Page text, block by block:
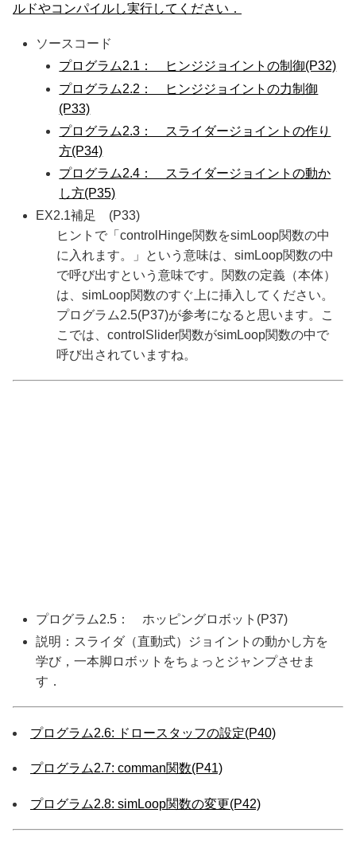
ルドやコンパイルし実行してください．
ソースコード
プログラム2.1： ヒンジジョイントの制御(P32)
プログラム2.2： ヒンジジョイントの力制御
(P33)
プログラム2.3： スライダージョイントの作り
方(P34)
プログラム2.4： スライダージョイントの動か
し方(P35)
EX2.1補足 (P33)
ヒントで「controlHinge関数をsimLoop関数の中
に入れます。」という意味は、simLoop関数の中
で呼び出すという意味です。関数の定義（本体）
は、simLoop関数のすぐ上に挿入してください。
プログラム2.5(P37)が参考になると思います。こ
こでは、controlSlider関数がsimLoop関数の中で
呼び出されていますね。
プログラム2.5： ホッピングロボット(P37)
説明：スライダ（直動式）ジョイントの動かし方を
学び，一本脚ロボットをちょっとジャンプさせま
す．
プログラム2.6: ドロースタッフの設定(P40)
プログラム2.7: comman関数(P41)
プログラム2.8: simLoop関数の変更(P42)